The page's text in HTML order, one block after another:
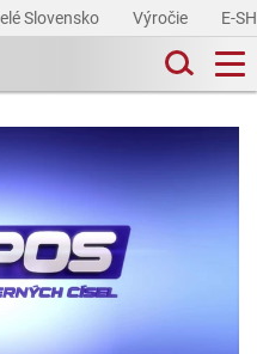
Slovensko Výročie E-